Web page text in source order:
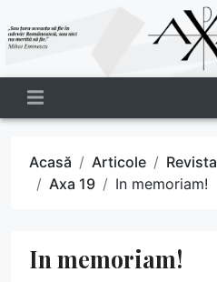
Acasă Articole Revista
Axa 19
In memoriam!
In memoriam!